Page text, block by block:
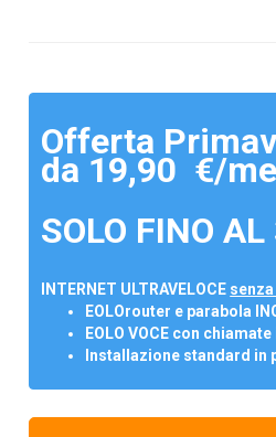
Offerta
da 19,90 €/
SOLO FINO
INTERNET ULTRAVELOCE
EOLOrouter e parabola
EOLO VOCE con
Installazione standard in